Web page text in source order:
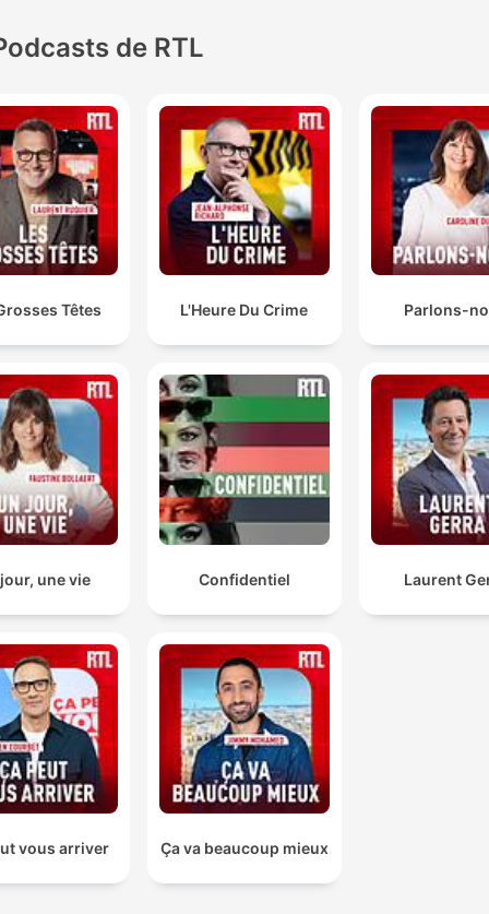
de RTL
Têtes L'Heure Du Crime Parlons-
une vie Confidentiel Laurent
vous arriver Ça va beaucoup mieux